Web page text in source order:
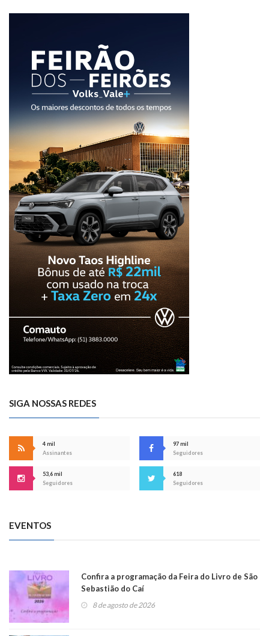
SIGA NOSSAS REDES
4 mil
Assinantes
97 mil
Seguidores
53,6 mil
Seguidores
618
Seguidores
EVENTOS
Confira a programação da Feira do Livro de São
Sebastião do Caí
8 de agosto de 2026